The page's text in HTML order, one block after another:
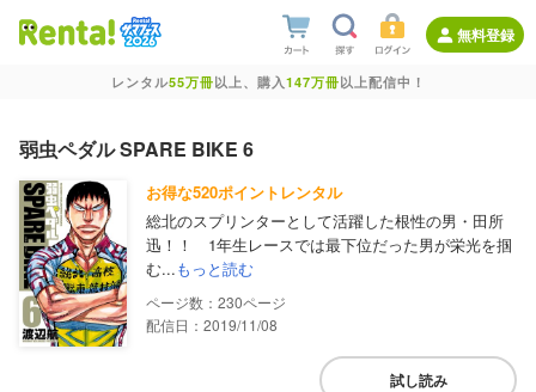
無料登録
レンタル55万冊以上、購入147万冊以上配信中！
弱虫ペダル SPARE BIKE 6
お得な520ポイントレンタル
総北のスプリンターとして活躍した根性の男・田所
迅！！ 1年生レースでは最下位だった男が栄光を掴
む...もっと読む
230
配信日：2019/11/08
試し読み